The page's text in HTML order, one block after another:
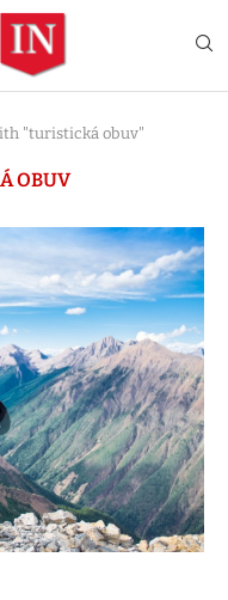
"turistická obuv"
OBUV